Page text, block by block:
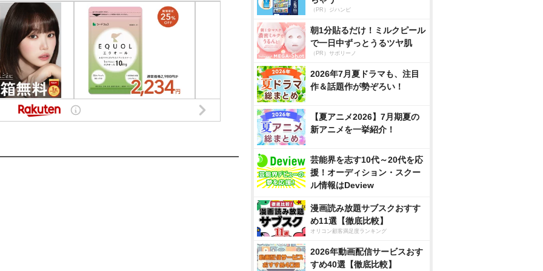
（PR）ジハンピ
朝1分貼るだけ！ミルクピール
で一日中ずっとうるツヤ肌
（PR）サボリーノ
2026年7月夏ドラマも、注目
作＆話題作が勢ぞろい！
【夏アニメ2026】7月期夏の
新アニメを一挙紹介！
芸能界を志す10代～20代を応
援！オーディション・スクー
ル情報はDeview
漫画読み放題サブスクおすす
め11選【徹底比較】
オリコン顧客満足度ランキング
2026年動画配信サービスおす
すめ40選【徹底比較】